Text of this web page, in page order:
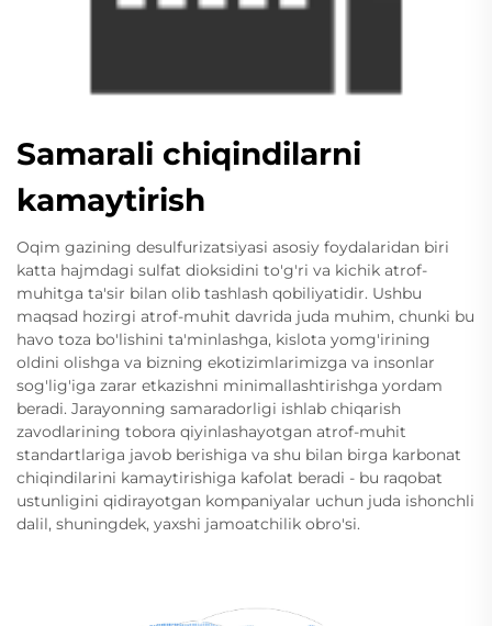
Samarali chiqindilarni
kamaytirish
Oqim gazining desulfurizatsiyasi asosiy foydalaridan biri
katta hajmdagi sulfat dioksidini to'g'ri va kichik atrof-
muhitga ta'sir bilan olib tashlash qobiliyatidir. Ushbu
maqsad hozirgi atrof-muhit davrida juda muhim, chunki bu
havo toza bo'lishini ta'minlashga, kislota yomg'irining
oldini olishga va bizning ekotizimlarimizga va insonlar
sog'lig'iga zarar etkazishni minimallashtirishga yordam
beradi. Jarayonning samaradorligi ishlab chiqarish
zavodlarining tobora qiyinlashayotgan atrof-muhit
standartlariga javob berishiga va shu bilan birga karbonat
chiqindilarini kamaytirishiga kafolat beradi - bu raqobat
ustunligini qidirayotgan kompaniyalar uchun juda ishonchli
dalil, shuningdek, yaxshi jamoatchilik obro'si.